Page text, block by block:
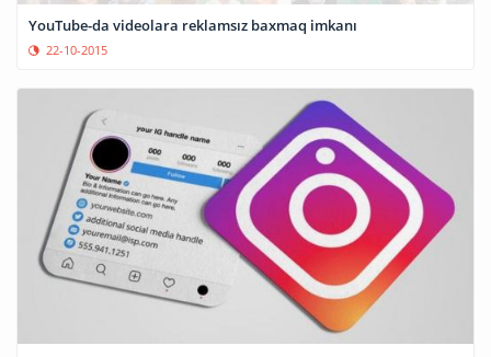
YouTube-da videolara reklamsız baxmaq imkanı
22-10-2015